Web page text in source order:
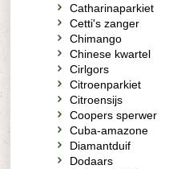
Catharinaparkiet
Cetti's zanger
Chimango
Chinese kwartel
Cirlgors
Citroenparkiet
Citroensijs
Coopers sperwer
Cuba-amazone
Diamantduif
Dodaars